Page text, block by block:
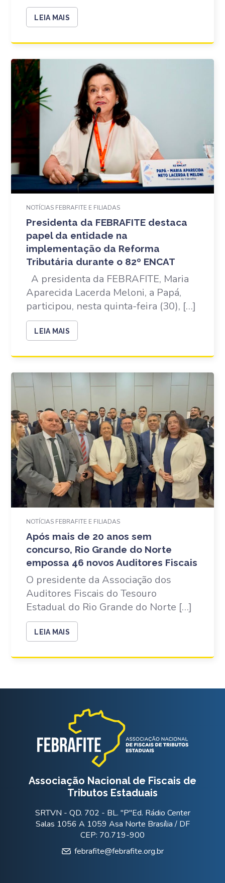
LEIA MAIS
NOTÍCIAS FEBRAFITE E FILIADAS
Presidenta da FEBRAFITE destaca
papel da entidade na
implementação da Reforma
Tributária durante o 82º ENCAT
A presidenta da FEBRAFITE, Maria
Aparecida Lacerda Meloni, a Papá,
participou, nesta quinta-feira (30), […]
LEIA MAIS
NOTÍCIAS FEBRAFITE E FILIADAS
Após mais de 20 anos sem
concurso, Rio Grande do Norte
empossa 46 novos Auditores Fiscais
O presidente da Associação dos
Auditores Fiscais do Tesouro
Estadual do Rio Grande do Norte […]
LEIA MAIS
Associação Nacional de Fiscais de
Tributos Estaduais
SRTVN - QD. 702 - BL. "P"Ed. Rádio Center
Salas 1056 A 1059 Asa Norte Brasília / DF
CEP: 70.719-900
febrafite@febrafite.org.br